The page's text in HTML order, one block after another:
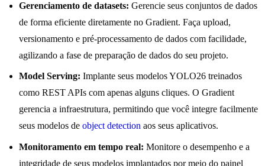
Gerenciamento de datasets: Gerencie seus conjuntos de dados
de forma eficiente diretamente no Gradient. Faça upload,
versionamento e pré-processamento de dados com facilidade,
agilizando a fase de preparação de dados do seu projeto.
Model Serving: Implante seus modelos YOLO26 treinados
como REST APIs com apenas alguns cliques. O Gradient
gerencia a infraestrutura, permitindo que você integre facilmente
seus modelos de object detection aos seus aplicativos.
Monitoramento em tempo real: Monitore o desempenho e a
integridade de seus modelos implantados por meio do painel